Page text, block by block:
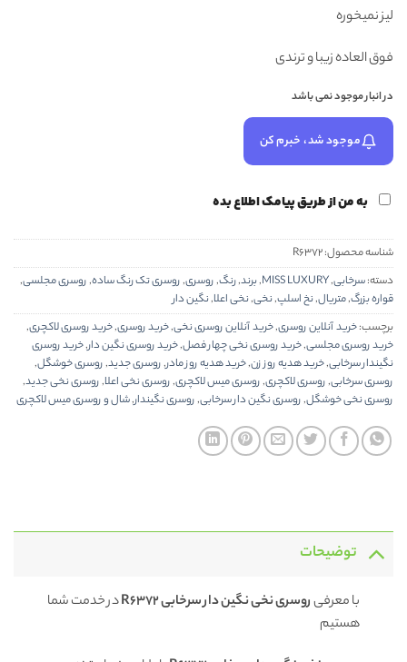
لیز نمیخوره
فوق العاده زیبا و ترندی
در انبار موجود نمی باشد
موجود شد، خبرم کن
به من از طریق پیامک اطلاع بده
شناسه محصول:R6372
دسته:سرخابی,
MISS LUXURY
,برند,رنگ,روسری,روسری تک رنگ ساده,روسری مجلسی,
قواره بزرگ,متریال,نخ اسلپ,نخی,نخی اعلا,نگین دار
برچسب:خرید آنلاین روسری,خرید آنلاین روسری نخی,خرید روسری,خرید روسری لاکچری,
خرید روسری مجلسی,خرید روسری نخی چهار فصل,خرید روسری نگین دار,خرید روسری
نگیندار سرخابی,خرید هدیه روز زن,خرید هدیه روز مادر,روسری جدید,روسری خوشگل,
روسری سرخابی,روسری لاکچری,روسری میس لاکچری,روسری نخی اعلا,روسری نخی جدید,
روسری نخی خوشگل,روسری نگین دار سرخابی,روسری نگیندار,شال و روسری میس لاکچری
توضیحات
با معرفیروسری نخی نگین دار سرخابی R6372
در خدمت شما
هستیم